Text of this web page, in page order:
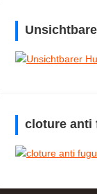
cloture anti